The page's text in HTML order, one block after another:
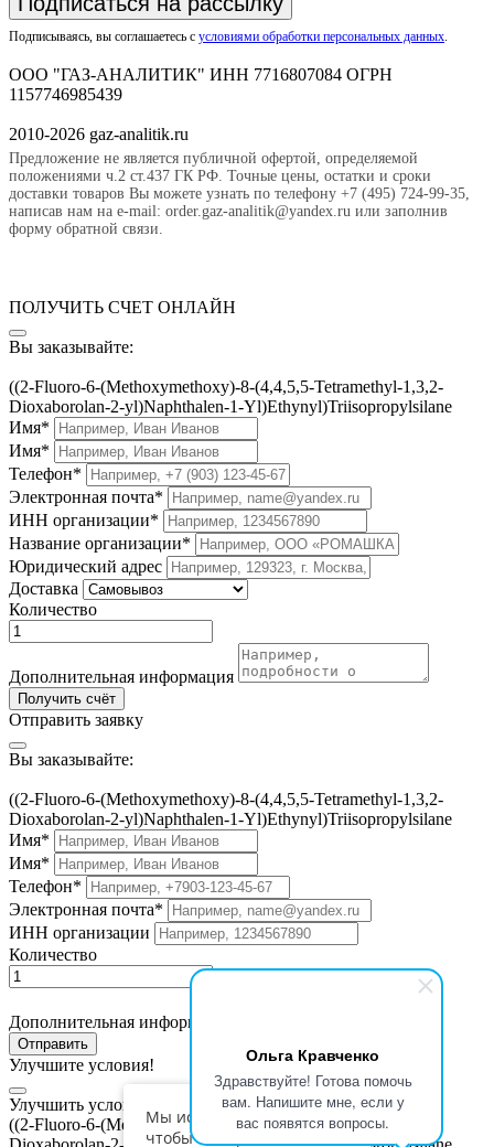
Ольга Кравченко
Здравствуйте! Готова помочь
вам. Напишите мне, если у
вас появятся вопросы.
Подписываясь, вы соглашаетесь с условиями обработки персональных данных
ООО "ГАЗ-АНАЛИТИК" ИНН 7716807084 ОГРН
1157746985439
2010-2026 gaz-analitik.ru
Предложение не является публичной офертой, определяемой
положениями ч.2 ст.437 ГК РФ. Точные цены, остатки и сроки
доставки товаров Вы можете узнать по телефону +7 (495) 724-99-35,
написав нам на e-mail: order.gaz-analitik@yandex.ru или заполнив
форму обратной связи.
Мы используем cookies,
чтобы сайт работал
ПОЛУЧИТЬ СЧЕТ ОНЛАЙН
Вы заказывайте:
((2-Fluoro-6-(Methoxymethoxy)-8-(4,4,5,5-Tetramethyl-1,3,2-
Dioxaborolan-2-yl)Naphthalen-1-Yl)Ethynyl)Triisopropylsilane
Имя*
Имя*
Телефон*
Электронная почта*
ИНН организации*
Название организации*
Юридический адрес
Доставка
Количество
Дополнительная информация
Получить счёт
Отправить заявку
Вы заказывайте:
((2-Fluoro-6-(Methoxymethoxy)-8-(4,4,5,5-Tetramethyl-1,3,2-
Dioxaborolan-2-yl)Naphthalen-1-Yl)Ethynyl)Triisopropylsilane
Имя*
Имя*
Телефон*
Электронная почта*
ИНН организации
Количество
Дополнительная информация
Отправить
Улучшите условия!
Улучшить условия по приобретению:
((2-Fluoro-6-(Methoxymethoxy)-8-(4,4,5,5-Tetramethyl-1,3,2-